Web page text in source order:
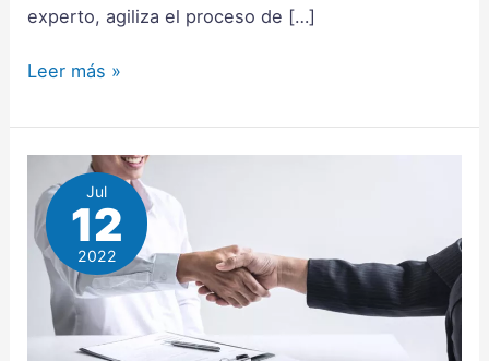
experto, agiliza el proceso de […]
Leer más »
Jul
12
2022